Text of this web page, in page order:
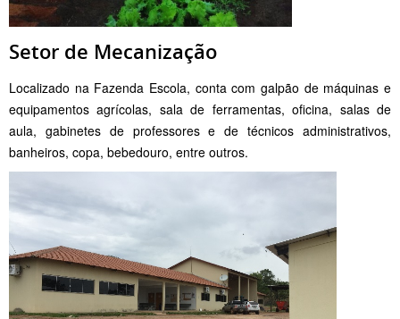
Setor de Mecanização
Localizado na Fazenda Escola, conta com galpão de máquinas e
equipamentos agrícolas, sala de ferramentas, oficina, salas de
aula, gabinetes de professores e de técnicos administrativos,
banheiros, copa, bebedouro, entre outros.